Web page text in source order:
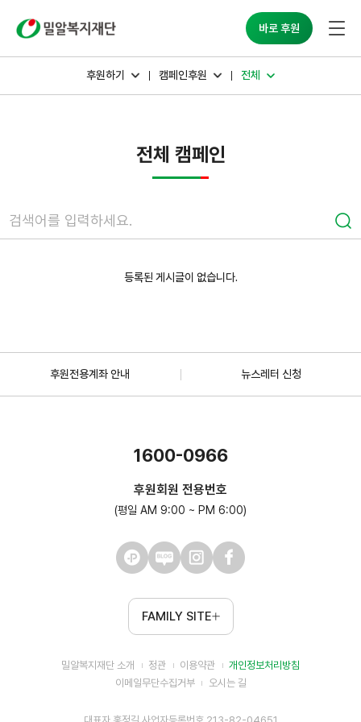
바로 후원
후원하기 캠페인후원 전체
전체 캠페인
등록된 게시글이 없습니다.
후원전용계좌 안내 뉴스레터 신청
1600-0966
후원회원 전용번호
(평일 AM 9:00 ~ PM 6:00)
FAMILY SITE
밀알복지재단 소개 정관 이용약관
개인정보처리방침
이메일무단수집거부
오시는 길